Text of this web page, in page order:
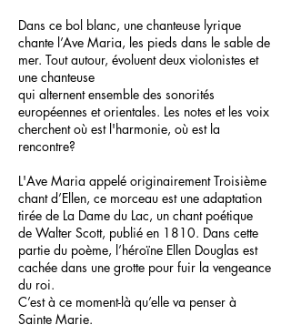
Dans ce bol blanc, une chanteuse lyrique
chante l’Ave Maria, les pieds dans le sable de
mer. Tout autour, évoluent deux violonistes et
une chanteuse
qui alternent ensemble des sonorités
européennes et orientales. Les notes et les voix
cherchent où est l'harmonie, où est la
rencontre?
L'Ave Maria appelé originairement Troisième
chant d’Ellen, ce morceau est une adaptation
tirée de La Dame du Lac, un chant poétique
de Walter Scott, publié en 1810. Dans cette
partie du poème, l’héroïne Ellen Douglas est
cachée dans une grotte pour fuir la vengeance
du roi.
C’est à ce moment-là qu’elle va penser à
Sainte Marie.